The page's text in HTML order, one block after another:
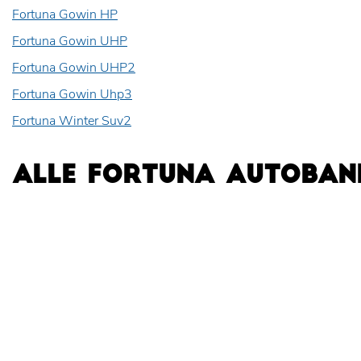
Fortuna Gowin HP
Fortuna Gowin UHP
Fortuna Gowin UHP2
Fortuna Gowin Uhp3
Fortuna Winter Suv2
ALLE FORTUNA